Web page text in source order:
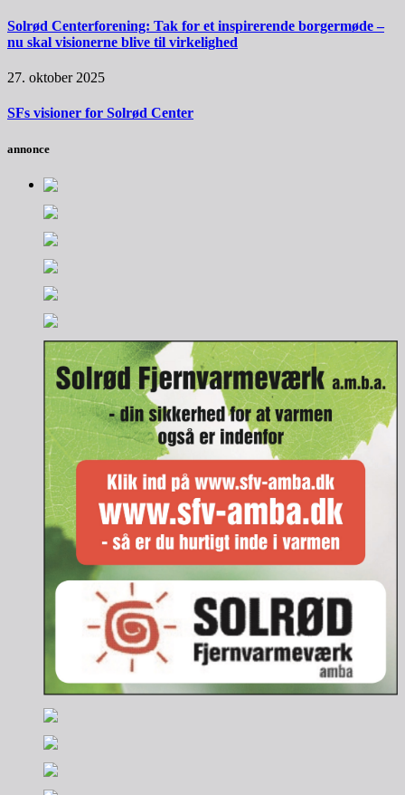
Solrød Centerforening: Tak for et inspirerende borgermøde –
nu skal visionerne blive til virkelighed
27. oktober 2025
SFs visioner for Solrød Center
annonce